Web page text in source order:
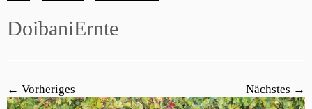
DoibaniErnte
← Vorheriges Nächstes →